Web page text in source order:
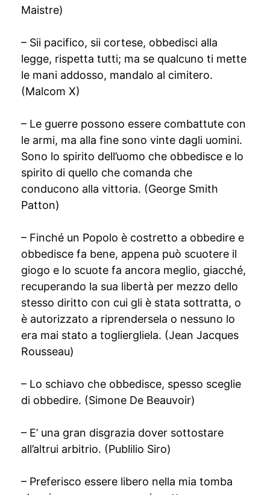
Maistre)
– Sii pacifico, sii cortese, obbedisci alla
legge, rispetta tutti; ma se qualcuno ti mette
le mani addosso, mandalo al cimitero.
(Malcom X)
– Le guerre possono essere combattute con
le armi, ma alla fine sono vinte dagli uomini.
Sono lo spirito dell’uomo che obbedisce e lo
spirito di quello che comanda che
conducono alla vittoria. (George Smith
Patton)
– Finché un Popolo è costretto a obbedire e
obbedisce fa bene, appena può scuotere il
giogo e lo scuote fa ancora meglio, giacché,
recuperando la sua libertà per mezzo dello
stesso diritto con cui gli è stata sottratta, o
è autorizzato a riprendersela o nessuno lo
era mai stato a togliergliela. (Jean Jacques
Rousseau)
– Lo schiavo che obbedisce, spesso sceglie
di obbedire. (Simone De Beauvoir)
– E’ una gran disgrazia dover sottostare
all’altrui arbitrio. (Publilio Siro)
– Preferisco essere libero nella mia tomba